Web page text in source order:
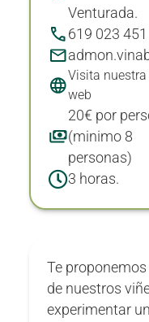
Venturada.
619 023 451
Visita nuestra
web
20€ por
(minimo 8
personas)
3 horas.
Te
de nuestros
experimentar